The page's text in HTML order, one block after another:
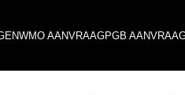
WMO AANVRAAGPGB